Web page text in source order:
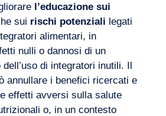
l’educazione sui
sui rischi potenziali legati
alimentari, in
nulli o dannosi di un
di integratori inutili. Il
annullare i benefici ricercati e
effetti avversi sulla salute
o, in un contesto